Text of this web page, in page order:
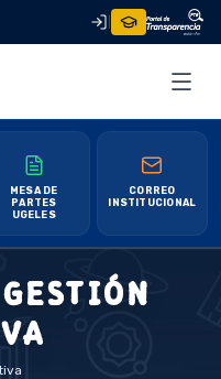
MESA DE
PARTES
UGELES
CORREO
INSTITUCIONAL